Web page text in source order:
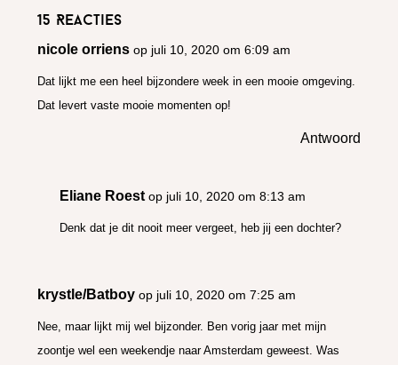
15 Reacties
nicole orriens op juli 10, 2020 om 6:09 am
Dat lijkt me een heel bijzondere week in een mooie omgeving.
Dat levert vaste mooie momenten op!
Antwoord
Eliane Roest op juli 10, 2020 om 8:13 am
Denk dat je dit nooit meer vergeet, heb jij een dochter?
krystle/Batboy op juli 10, 2020 om 7:25 am
Nee, maar lijkt mij wel bijzonder. Ben vorig jaar met mijn
zoontje wel een weekendje naar Amsterdam geweest. Was